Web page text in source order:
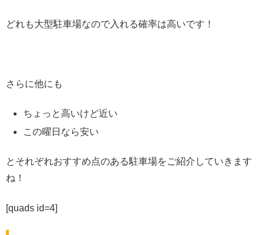
どれも大型駐車場なので入れる確率は高いです！
さらに他にも
ちょっと高いけど近い
この曜日なら安い
とそれぞれおすすめ点のある駐車場をご紹介していきます
ね！
[quads id=4]